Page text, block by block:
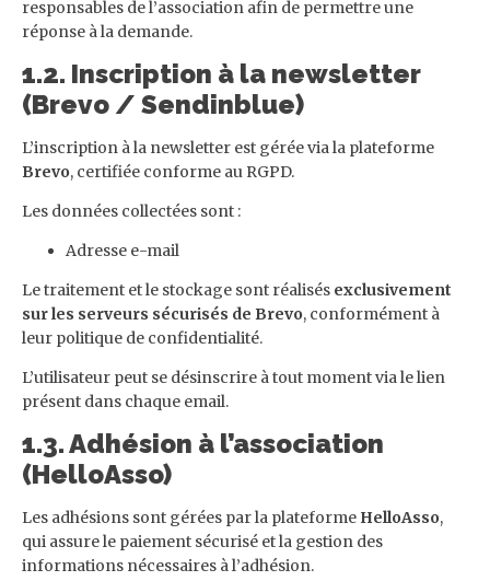
responsables de l’association afin de permettre une
réponse à la demande.
1.2. Inscription à la newsletter
(Brevo / Sendinblue)
L’inscription à la newsletter est gérée via la plateforme
Brevo, certifiée conforme au RGPD.
Les données collectées sont :
Adresse e-mail
Le traitement et le stockage sont réalisés exclusivement
sur les serveurs sécurisés de Brevo, conformément à
leur politique de confidentialité.
L’utilisateur peut se désinscrire à tout moment via le lien
présent dans chaque email.
1.3. Adhésion à l’association
(HelloAsso)
Les adhésions sont gérées par la plateforme HelloAsso,
qui assure le paiement sécurisé et la gestion des
informations nécessaires à l’adhésion.